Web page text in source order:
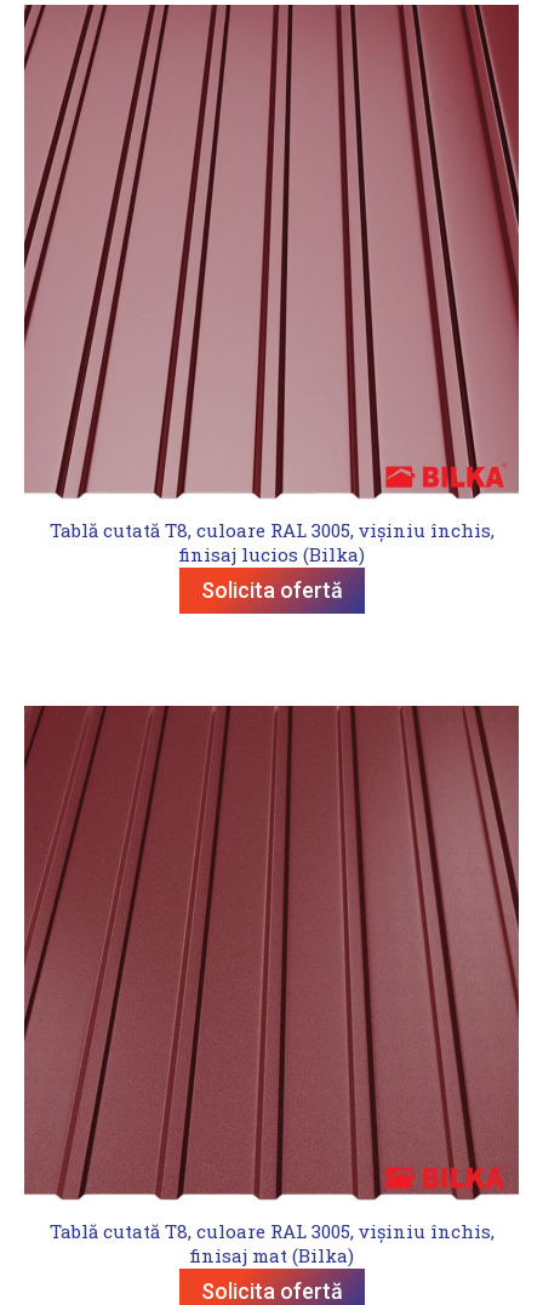
Tablă cutată T8, culoare RAL 3005, vișiniu închis,
finisaj lucios (Bilka)
Solicita ofertă
Tablă cutată T8, culoare RAL 3005, vișiniu închis,
finisaj mat (Bilka)
Solicita ofertă